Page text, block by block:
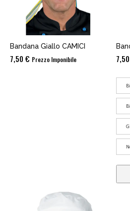
Bandana Giallo CAMICI
7,50 € Prezzo Imponibile 7,50